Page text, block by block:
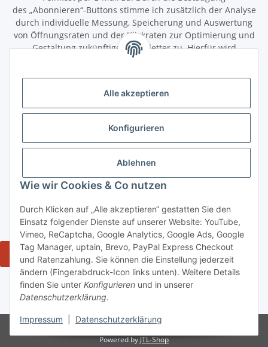
Alle akzeptieren
Konfigurieren
Ablehnen
Wie wir Cookies & Co nutzen
Durch Klicken auf „Alle akzeptieren“ gestatten Sie den
Einsatz folgender Dienste auf unserer Website: YouTube,
Vimeo, ReCaptcha, Google Analytics, Google Ads, Google
Tag Manager, uptain, Brevo, PayPal Express Checkout
und Ratenzahlung. Sie können die Einstellung jederzeit
ändern (Fingerabdruck-Icon links unten). Weitere Details
finden Sie unter Konfigurieren und in unserer
Datenschutzerklärung.
Impressum Datenschutzerklärung
des „Abonnieren“-Buttons stimme ich zusätzlich der Analyse
durch individuelle Messung, Speicherung und Auswertung
von Öffnungsraten und der Klickraten zur Optimierung und
Gestaltung zukünftiger Newsletter zu. Hierfür wird
das Nutzungsverhalten in pseudonymisierter Form
Wirkung für die Zukunft über den Link in unserem Newsletter
abbestellen / widerrufen.
Gesetzliche Informationen
Informationen
Widerrufsbutton
* Alle Preise inkl. gesetzlicher USt., zzgl. Versand 5,50€, ab 120€
versandkostenfrei - Verkauf von alkoholische Getränke ausschließlich an
Personen ab 18 Jahren.
Powered byJTL-Shop